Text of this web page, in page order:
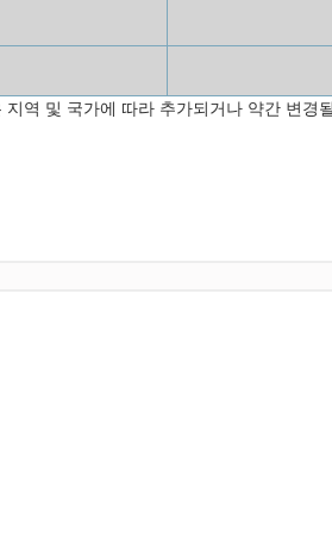
지역 및 국가에 따라 추가되거나 약간 변경